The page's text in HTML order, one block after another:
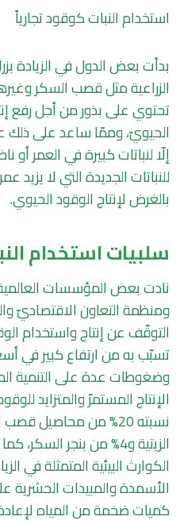
استخدام النبات كوقود تجارياً
بدأت بعض الدول في الزيادة
الزراعية مثل قصب السكر
تحتوي على بذور من أجل رفع
الحيويّ، وممّا ساعد على ذلك
إلّا لنباتات كبيرة في العمر أو
للنباتات الجديدة التي لا
بالغرض لإنتاج الوقود الحيوي.
سلبيات استخدام
نادت بعض المؤسسات
ومنظمة التعاون الاقتصاديّ
التوقّف عن إنتاج واستخدام
تسبّب به من ارتفاع كبير في
وضغوطات عدة على التنمية
الإنتاج المستمرّ والمتزايد
الزيتية و4% من بنجر
الكوارث البيئية المتمثلة في
الأسمدة والمبيدات الحشرية
كميات ضخمة من المياه